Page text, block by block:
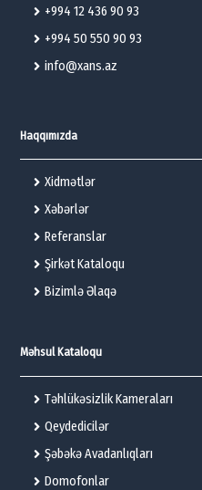
+994 12 436 90 93
+994 50 550 90 93
info@xans.az
Haqqımızda
Xidmətlər
Xəbərlər
Referanslar
Şirkət Kataloqu
Bizimlə Əlaqə
Məhsul Kataloqu
Təhlükəsizlik Kameraları
Qeydedicilər
Şəbəkə Avadanlıqları
Domofonlar